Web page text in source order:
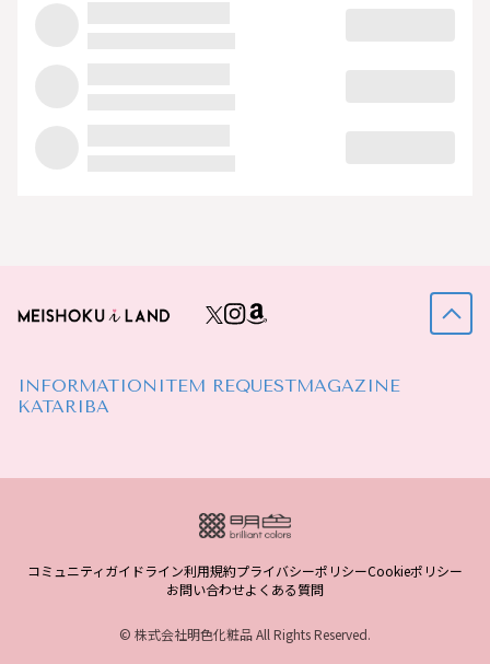
INFORMATION ITEM REQUESTMAGAZINE
KATARIBA
コミュニティガイドライン利用規約プライバシーポリシーCookieポリシー
お問い合わせよくある質問
© 株式会社明色化粧品 All Rights Reserved.